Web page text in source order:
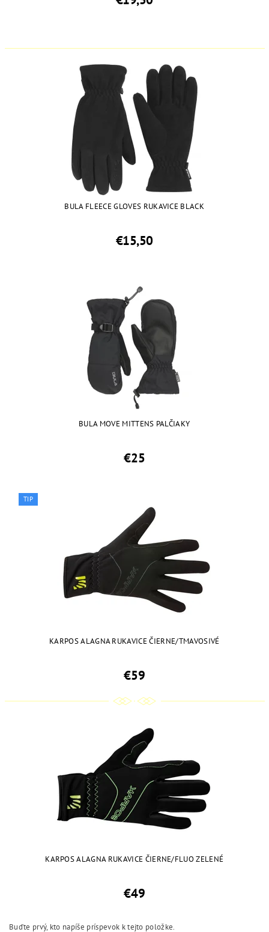
BULA FLEECE GLOVES RUKAVICE BLACK
€15,50
BULA MOVE MITTENS PALČIAKY
€25
TIP
KARPOS ALAGNA RUKAVICE ČIERNE/TMAVOSIVÉ
€59
KARPOS ALAGNA RUKAVICE ČIERNE/FLUO ZELENÉ
€49
Buďte prvý, kto napíše príspevok k tejto položke.